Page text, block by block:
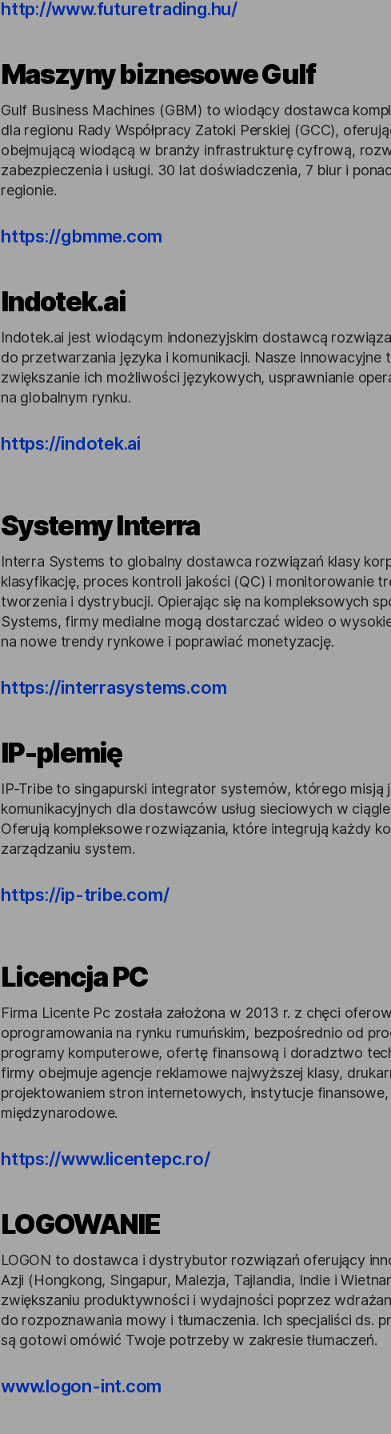
http://www.futuretrading.hu/
Maszyny biznesowe Gulf
Gulf Business Machines (GBM) to wiodący dostawca
dla regionu Rady Współpracy Zatoki Perskiej (GCC),
obejmującą wiodącą w branży infrastrukturę cyfrową,
zabezpieczenia i usługi. 30 lat doświadczenia, 7 biur i
regionie.
https://gbmme.com
Indotek.ai
Indotek.ai jest wiodącym indonezyjskim dostawcą
do przetwarzania języka i komunikacji. Nasze innowacyjne
zwiększanie ich możliwości językowych, usprawnianie
na globalnym rynku.
https://indotek.ai
Systemy Interra
Interra Systems to globalny dostawca rozwiązań klasy
klasyfikację, proces kontroli jakości (QC) i monitorowanie
tworzenia i dystrybucji. Opierając się na kompleksowych
Systems, firmy medialne mogą dostarczać wideo o
na nowe trendy rynkowe i poprawiać monetyzację.
https://interrasystems.com
IP-plemię
IP-Tribe to singapurski integrator systemów, którego misją
komunikacyjnych dla dostawców usług sieciowych w
Oferują kompleksowe rozwiązania, które integrują każdy
zarządzaniu system.
https://ip-tribe.com/
Licencja PC
Firma Licente Pc została założona w 2013 r. z chęci
oprogramowania na rynku rumuńskim, bezpośrednio od
programy komputerowe, ofertę finansową i doradztwo
firmy obejmuje agencje reklamowe najwyższej klasy,
projektowaniem stron internetowych, instytucje
międzynarodowe.
https://www.licentepc.ro/
LOGOWANIE
LOGON to dostawca i dystrybutor rozwiązań oferujący
Azji (Hongkong, Singapur, Malezja, Tajlandia, Indie i
zwiększaniu produktywności i wydajności poprzez
do rozpoznawania mowy i tłumaczenia. Ich specjaliści ds.
są gotowi omówić Twoje potrzeby w zakresie tłumaczeń.
www.logon-int.com